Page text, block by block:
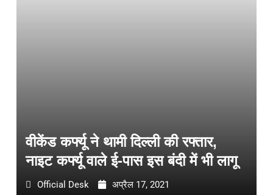
वीकेंड कर्फ्यू ने थामी दिल्ली की रफ्तार,
नाइट कर्फ्यू वाले ई-पास इस बंदी में भी लागू
Official Desk अप्रैल 17, 2021